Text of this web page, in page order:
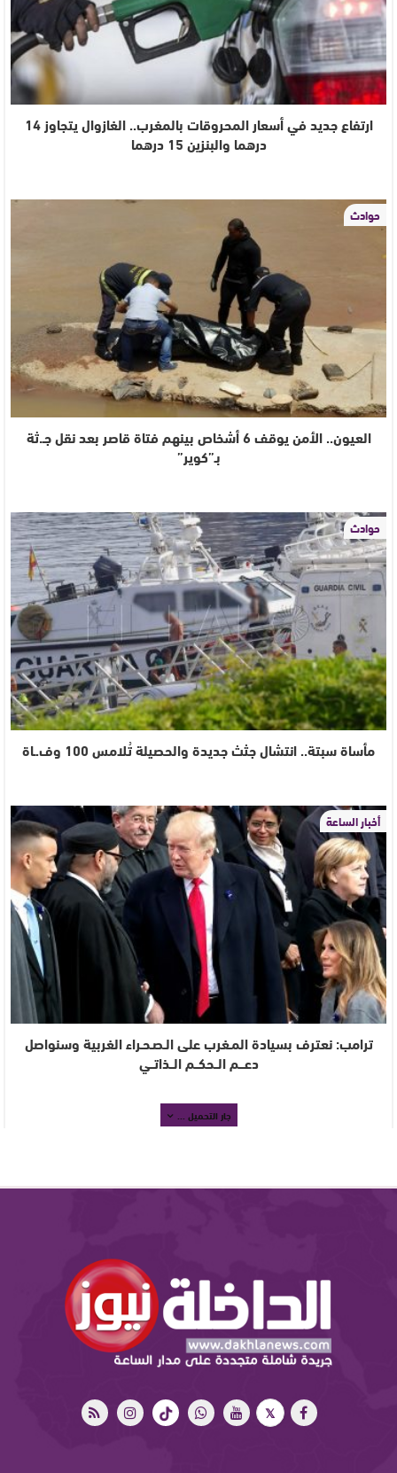
ارتفاع جديد في أسعار المحروقات بالمغرب.. الغازوال يتجاوز 14
درهما والبنزين 15 درهما
حوادث
العيون.. الأمن يوقف 6 أشخاص بينهم فتاة قاصر بعد نقل جـ.ثة
بـ”كوير”
حوادث
مأساة سبتة.. انتشال جثث جديدة والحصيلة تُلامس 100 وف.ـاة
أخبار الساعة
ترامب: نعترف بسيادة المـغرب على الـصـحـراء الغربية وسنواصل
دعـــم الــحكــم الــذاتــي
جار التحميل ...